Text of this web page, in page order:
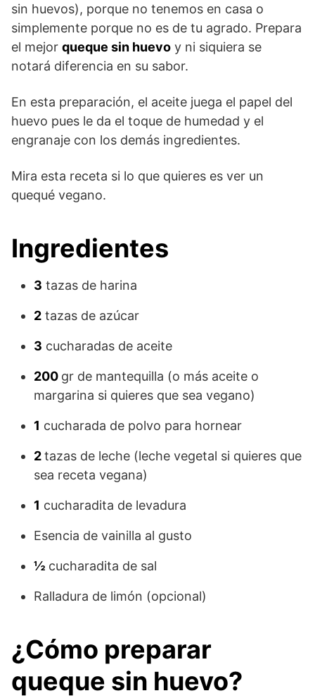
sin huevos), porque no tenemos en casa o
simplemente porque no es de tu agrado. Prepara
el mejor queque sin huevo y ni siquiera se
notará diferencia en su sabor.
En esta preparación, el aceite juega el papel del
huevo pues le da el toque de humedad y el
engranaje con los demás ingredientes.
Mira esta receta si lo que quieres es ver un
quequé vegano.
Ingredientes
3 tazas de harina
2 tazas de azúcar
3 cucharadas de aceite
200 gr de mantequilla (o más aceite o
margarina si quieres que sea vegano)
1 cucharada de polvo para hornear
2tazas de leche (leche vegetal si quieres que
sea receta vegana)
1 cucharadita de levadura
Esencia de vainilla al gusto
½ cucharadita de sal
Ralladura de limón (opcional)
¿Cómo preparar
queque sin huevo?